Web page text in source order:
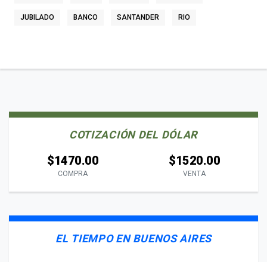
JUBILADO BANCO SANTANDER RIO
COTIZACIÓN DEL DÓLAR
$1470.00
COMPRA
$1520.00
VENTA
EL TIEMPO EN BUENOS AIRES